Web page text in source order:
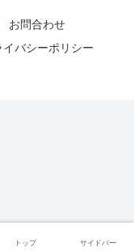
お問合わせ
イバシーポリシー
トップ サイドバー